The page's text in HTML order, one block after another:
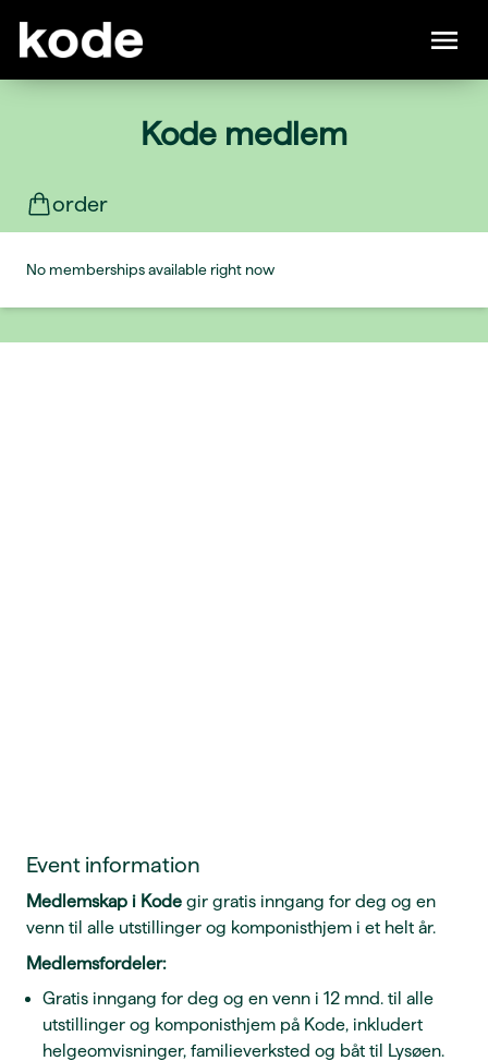
Kode medlem
order
No memberships available right now
Event information
Medlemskap i Kode gir gratis inngang for deg og en
venn til alle utstillinger og komponisthjem i et helt år.
Medlemsfordeler:
Gratis inngang for deg og en venn i 12 mnd. til alle
utstillinger og komponisthjem på Kode, inkludert
helgeomvisninger, familieverksted og båt til Lysøen.